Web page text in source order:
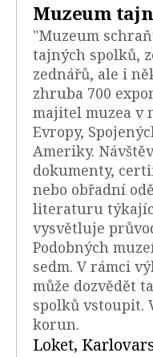
Muzeum
"Muzeum
tajných spolků,
zednářů, ale i
zhruba 700
majitel muzea v
Evropy,
Ameriky.
dokumenty,
nebo obřadní
literaturu
vysvětluje
Podobných
sedm. V rámci
může dozvědět
spolků vstoupit.
korun.
Loket,